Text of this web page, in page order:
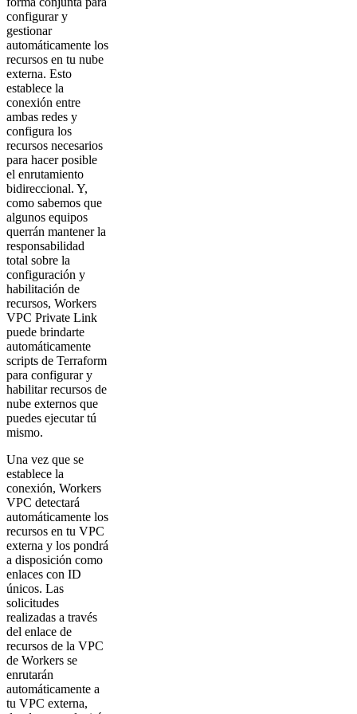
configurar y
gestionar
automáticamente los
recursos en tu nube
externa. Esto
establece la
conexión entre
ambas redes y
configura los
recursos necesarios
para hacer posible
el enrutamiento
bidireccional. Y,
como sabemos que
algunos equipos
querrán mantener la
responsabilidad
total sobre la
configuración y
habilitación de
recursos, Workers
VPC Private Link
puede brindarte
automáticamente
scripts de Terraform
para configurar y
habilitar recursos de
nube externos que
puedes ejecutar tú
mismo.
Una vez que se
establece la
conexión, Workers
VPC detectará
automáticamente los
recursos en tu VPC
externa y los pondrá
a disposición como
enlaces con ID
únicos. Las
solicitudes
realizadas a través
del enlace de
recursos de la VPC
de Workers se
enrutarán
automáticamente a
tu VPC externa,